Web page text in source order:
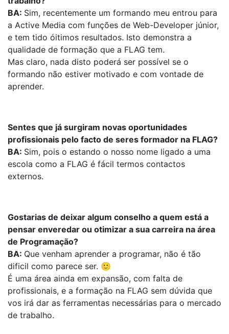
BA: Sim, recentemente um formando meu entrou para
a Active Media com funções de Web-Developer júnior,
e tem tido óitimos resultados. Isto demonstra a
qualidade de formação que a FLAG tem.
Mas claro, nada disto poderá ser possível se o
formando não estiver motivado e com vontade de
aprender.
Sentes que já surgiram novas oportunidades
profissionais pelo facto de seres formador na FLAG?
BA: Sim, pois o estando o nosso nome ligado a uma
escola como a FLAG é fácil termos contactos
externos.
Gostarias de deixar algum conselho a quem está a
pensar enveredar ou otimizar a sua carreira na área
de Programação?
BA: Que venham aprender a programar, não é tão
dificil como parece ser. 🙂
É uma área ainda em expansão, com falta de
profissionais, e a formação na FLAG sem dúvida que
vos irá dar as ferramentas necessárias para o mercado
de trabalho.